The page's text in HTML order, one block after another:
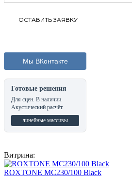
Мы ВКонтакте
Готовые решения
Для сцен. В наличии.
Акустический расчёт.
линейные массивы
Витрина:
ROXTONE MC230/100 Black